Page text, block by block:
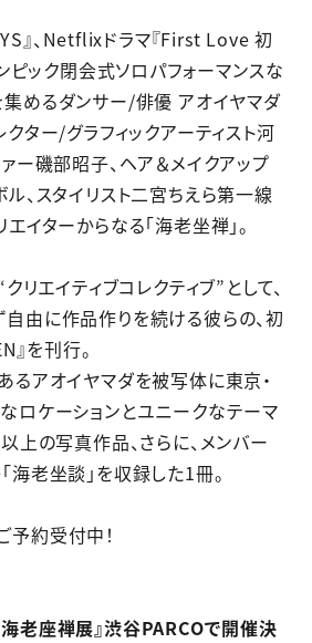
』、Netflixドラマ『First Love 初
ピック閉会式ソロパフォーマンスな
めるダンサー/俳優 アオイヤマダ
ター/グラフィックアーティスト河
ー磯部昭子、ヘア＆メイクアップ
、スタイリスト二宮ちえら第一線
イターからなる「海老坐禅」。
エイティブコレクティブ”として、
由に作品作りを続ける彼らの、初
』を刊行。
るアオイヤマダを被写体に東京・
ロケーションとユニークなテーマ
上の写真作品、さらに、メンバー
海老坐談」を収録した1冊。​
予約受付中！
老座禅展』渋谷PARCOで開催決